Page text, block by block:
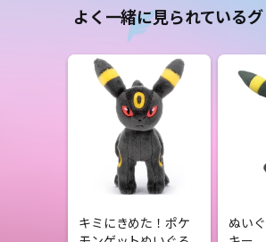
よく一緒に見られている
キミにきめた！ポケ
ぬい